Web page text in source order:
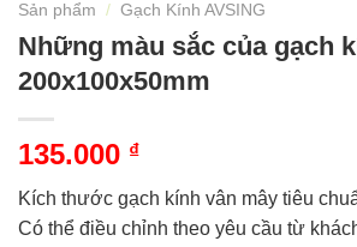
Sản phẩm / Gạch Kính AVSING
Những màu sắc của gạch
200x100x50mm
135.000 ₫
Kích thước gạch kính vân mây tiêu
Có thể điều chỉnh theo yêu cầu từ